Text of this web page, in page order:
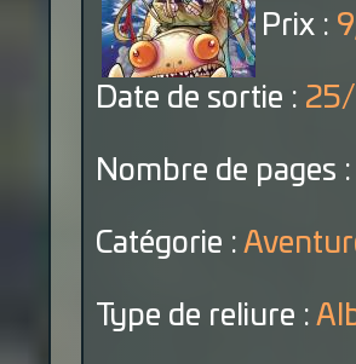
Prix :
Date de sortie :
Nombre de pages :
Catégorie :
Type de reliure :